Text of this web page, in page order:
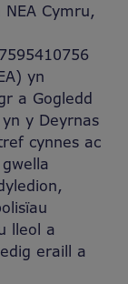
Cymru,
yn
a Gogledd
y Deyrnas
cynnes ac
lleol a
eraill a